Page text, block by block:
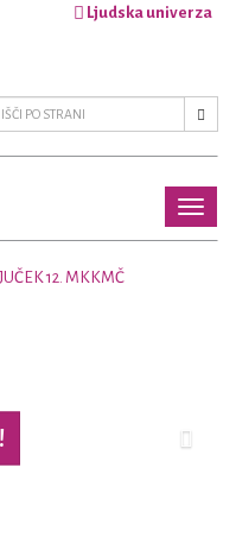
Ljudska univerza
12. MKKMČ